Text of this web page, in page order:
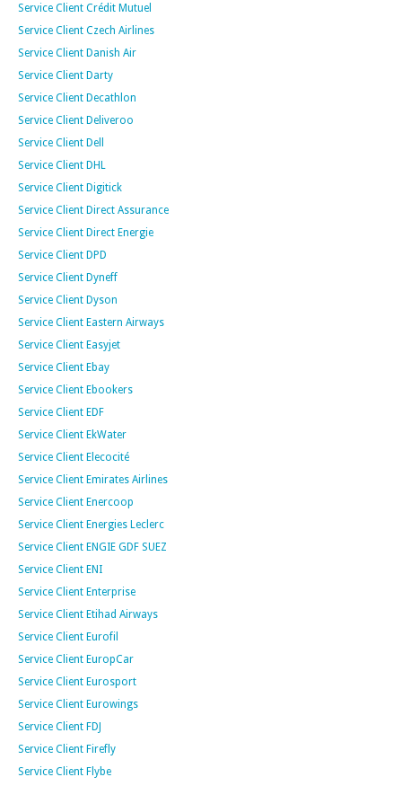
Service Client Crédit Mutuel
Service Client Czech Airlines
Service Client Danish Air
Service Client Darty
Service Client Decathlon
Service Client Deliveroo
Service Client Dell
Service Client DHL
Service Client Digitick
Service Client Direct Assurance
Service Client Direct Energie
Service Client DPD
Service Client Dyneff
Service Client Dyson
Service Client Eastern Airways
Service Client Easyjet
Service Client Ebay
Service Client Ebookers
Service Client EDF
Service Client EkWater
Service Client Elecocité
Service Client Emirates Airlines
Service Client Enercoop
Service Client Energies Leclerc
Service Client ENGIE GDF SUEZ
Service Client ENI
Service Client Enterprise
Service Client Etihad Airways
Service Client Eurofil
Service Client EuropCar
Service Client Eurosport
Service Client Eurowings
Service Client FDJ
Service Client Firefly
Service Client Flybe